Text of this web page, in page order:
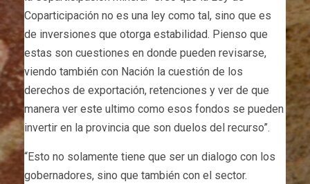
Coparticipación no es una ley como tal, sino que es
de inversiones que otorga estabilidad. Pienso que
estas son cuestiones en donde pueden revisarse,
viendo también con Nación la cuestión de los
derechos de exportación, retenciones y ver de que
manera ver este ultimo como esos fondos se pueden
invertir en la provincia que son duelos del recurso”.
“Esto no solamente tiene que ser un dialogo con los
gobernadores, sino que también con el sector.